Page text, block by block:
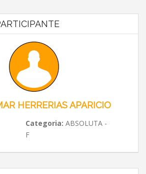
HERRERIAS APARICIO
Categoria: ABSOLUTA -
F